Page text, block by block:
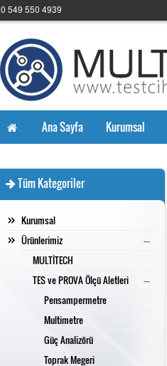
0 549 550 4939
Ana Sayfa Kurumsal
Tüm Kategoriler
Kurumsal
Ürünlerimiz
–
MULTİTECH
TES ve PROVA Ölçü Aletleri
–
Pensampermetre
Multimetre
Güç Analizörü
Toprak Megeri